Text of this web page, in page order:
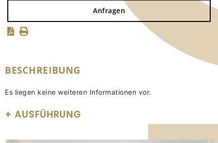
Anfragen
BESCHREIBUNG
Es liegen keine weiteren Informationen vor.
AUSFÜHRUNG